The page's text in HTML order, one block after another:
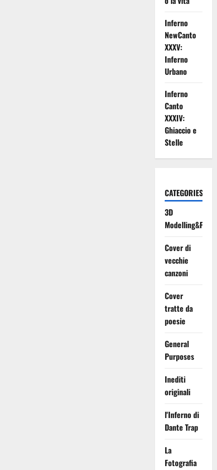
Inferno
NewCanto
XXXV:
Inferno
Urbano
Inferno
Canto
XXXIV:
Ghiaccio e
Stelle
CATEGORIES
3D
Cover di
vecchie
canzoni
Cover
tratte da
poesie
General
Purposes
Inediti
originali
l'Inferno di
Dante Trap
La
Fotografia